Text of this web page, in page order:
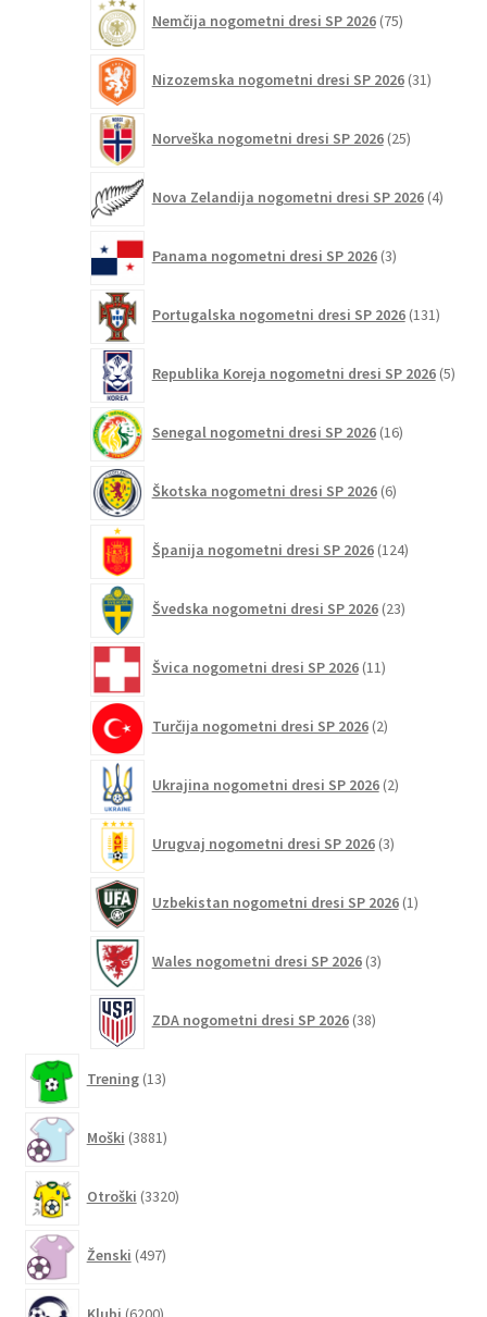
Nemčija nogometni dresi SP 2026 75izdelkov
Nizozemska nogometni dresi SP 2026 31izdelkov
Norveška nogometni dresi SP 2026 25izdelkov
Nova Zelandija nogometni dresi SP 2026 4izdelki
Panama nogometni dresi SP 2026 3izdelki
Portugalska nogometni dresi SP 2026 131
Republika Koreja nogometni dresi SP 2026 5
Senegal nogometni dresi SP 2026 16izdelkov
Škotska nogometni dresi SP 2026 6izdelkov
Španija nogometni dresi SP 2026 124izdelkov
Švedska nogometni dresi SP 2026 23izdelkov
Švica nogometni dresi SP 2026 11izdelkov
Turčija nogometni dresi SP 2026 2izdelka
Ukrajina nogometni dresi SP 2026 2izdelka
Urugvaj nogometni dresi SP 2026 3izdelki
Uzbekistan nogometni dresi SP 2026 1izdelek
Wales nogometni dresi SP 2026 3izdelki
ZDA nogometni dresi SP 2026 38izdelkov
Trening 13izdelkov
Moški 3881izdelkov
Otroški 3320izdelkov
Ženski 497izdelkov